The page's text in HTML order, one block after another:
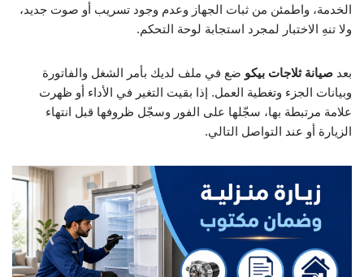
الخدمة، واطمئن من ثبات الجهاز وعدم وجود تسريب أو صوت جديد،
ولا تنهِ الاختبار لمجرد استجابة لوحة التحكم.
بعد صيانة ثلاجات بيكو ضع في ملف لديك بأمر الشغل والفاتورة
وبيانات الجزء وتغطية العمل. إذا بقيت التغير في الأداء أو ظهرت
علامة مرتبطة بها، سجّلها على الفور وسجّل ظروفها قبل انتهاء
الزيارة أو عند التواصل التالي.